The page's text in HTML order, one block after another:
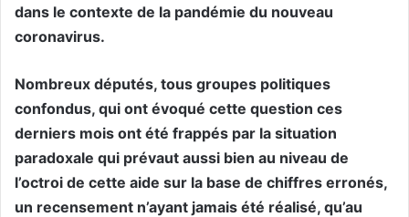
dans le contexte de la pandémie du nouveau
coronavirus.
Nombreux députés, tous groupes politiques
confondus, qui ont évoqué cette question ces
derniers mois ont été frappés par la situation
paradoxale qui prévaut aussi bien au niveau de
l’octroi de cette aide sur la base de chiffres erronés,
un recensement n’ayant jamais été réalisé, qu’au